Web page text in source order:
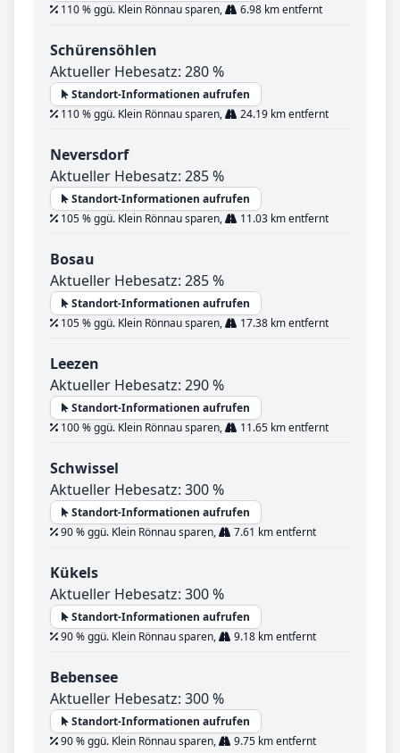
110 % ggü. Klein Rönnau sparen,
6.98 km entfernt
Schürensöhlen
Aktueller Hebesatz: 280 %
Standort-Informationen aufrufen
110 % ggü. Klein Rönnau sparen,
24.19 km entfernt
Neversdorf
Aktueller Hebesatz: 285 %
Standort-Informationen aufrufen
105 % ggü. Klein Rönnau sparen,
11.03 km entfernt
Bosau
Aktueller Hebesatz: 285 %
Standort-Informationen aufrufen
105 % ggü. Klein Rönnau sparen,
17.38 km entfernt
Leezen
Aktueller Hebesatz: 290 %
Standort-Informationen aufrufen
100 % ggü. Klein Rönnau sparen,
11.65 km entfernt
Schwissel
Aktueller Hebesatz: 300 %
Standort-Informationen aufrufen
90 % ggü. Klein Rönnau sparen,
7.61 km entfernt
Kükels
Aktueller Hebesatz: 300 %
Standort-Informationen aufrufen
90 % ggü. Klein Rönnau sparen,
9.18 km entfernt
Bebensee
Aktueller Hebesatz: 300 %
Standort-Informationen aufrufen
90 % ggü. Klein Rönnau sparen,
9.75 km entfernt